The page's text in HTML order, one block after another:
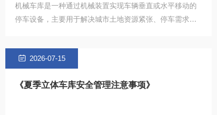
机械车库是一种通过机械装置实现车辆垂直或水平移动的
停车设备，主要用于解决城市土地资源紧张、停车需求大
2026-07-15
《夏季立体车库安全管理注意事项》